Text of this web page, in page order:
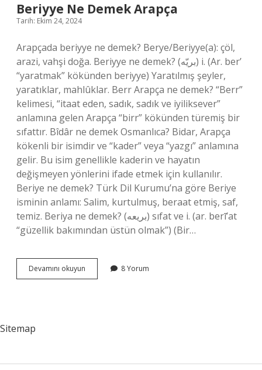
Beriyye Ne Demek Arapça
Tarih: Ekim 24, 2024
Arapçada beriyye ne demek? Berye/Beriyye(a): çöl,
arazi, vahşi doğa. Beriyye ne demek? (ﺑﺮﻳّﻪ) i. (Ar. ber’
“yaratmak” kökünden beriyye) Yaratılmış şeyler,
yaratıklar, mahlûklar. Berr Arapça ne demek? “Berr”
kelimesi, “itaat eden, sadık, sadık ve iyiliksever”
anlamına gelen Arapça “birr” kökünden türemiş bir
sıfattır. Bîdâr ne demek Osmanlıca? Bidar, Arapça
kökenli bir isimdir ve “kader” veya “yazgı” anlamına
gelir. Bu isim genellikle kaderin ve hayatın
değişmeyen yönlerini ifade etmek için kullanılır.
Beriye ne demek? Türk Dil Kurumu’na göre Beriye
isminin anlamı: Salim, kurtulmuş, beraat etmiş, saf,
temiz. Beriya ne demek? (ﺑﺮﻳﻌﻪ) sıfat ve i. (ar. berī’at
“güzellik bakımından üstün olmak”) (Bir…
Devamını okuyun
Ne
8 Yorum
Sitemap